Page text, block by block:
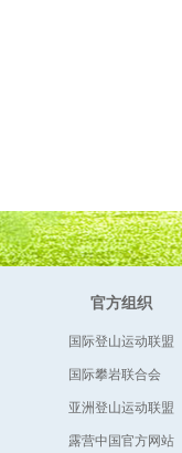
官方组织
国际登山运动联盟
国际攀岩联合会
亚洲登山运动联盟
露营中国官方网站